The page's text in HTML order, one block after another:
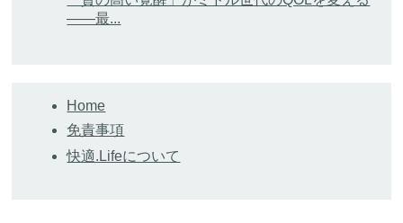
――最...
Home
免責事項
快適.Lifeについて